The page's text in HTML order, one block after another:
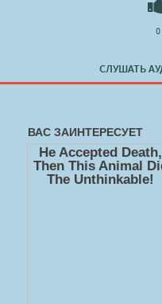
СЛУШАТЬ
0